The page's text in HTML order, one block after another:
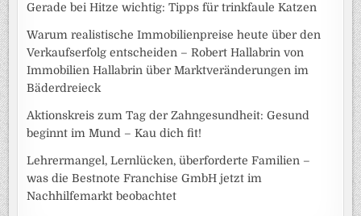
Gerade bei Hitze wichtig: Tipps für trinkfaule Katzen
Warum realistische Immobilienpreise heute über den
Verkaufserfolg entscheiden – Robert Hallabrin von
Immobilien Hallabrin über Marktveränderungen im
Bäderdreieck
Aktionskreis zum Tag der Zahngesundheit: Gesund
beginnt im Mund – Kau dich fit!
Lehrermangel, Lernlücken, überforderte Familien –
was die Bestnote Franchise GmbH jetzt im
Nachhilfemarkt beobachtet